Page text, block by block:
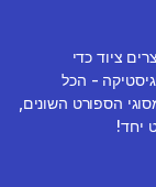
ציוד כדי
- הכל
הספורט השונים,